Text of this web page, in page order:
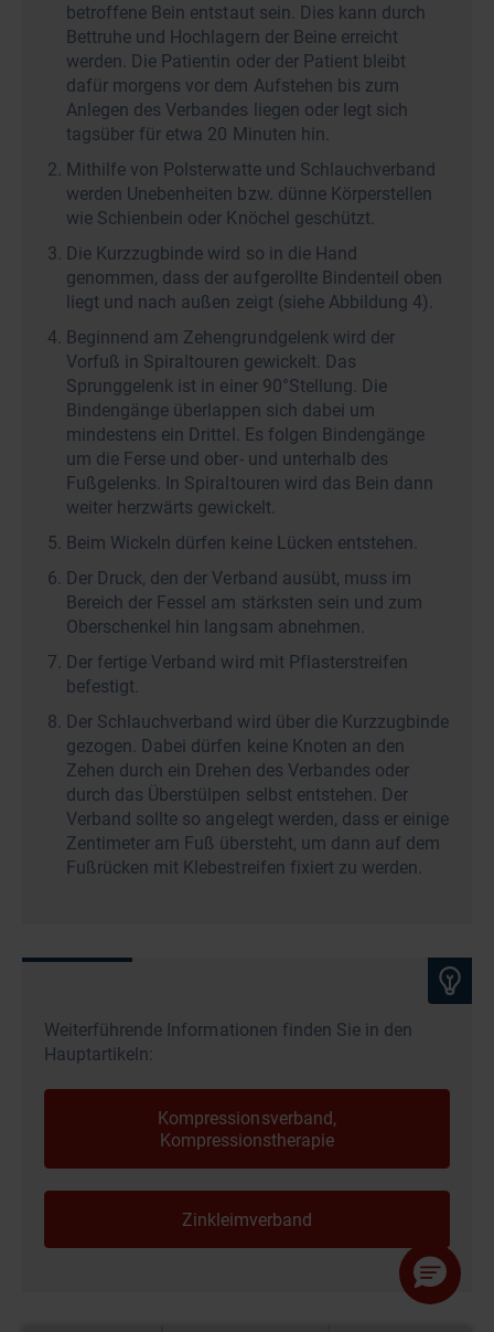
betroffene Bein entstaut sein. Dies kann durch
Bettruhe und Hochlagern der Beine erreicht
werden. Die Patientin oder der Patient bleibt
dafür morgens vor dem Aufstehen bis zum
Anlegen des Verbandes liegen oder legt sich
tagsüber für etwa 20 Minuten hin.
Mithilfe von Polsterwatte und Schlauchverband
werden Unebenheiten bzw. dünne Körperstellen
wie Schienbein oder Knöchel geschützt.
Die Kurzzugbinde wird so in die Hand
genommen, dass der aufgerollte Bindenteil oben
liegt und nach außen zeigt (siehe Abbildung 4).
Beginnend am Zehengrundgelenk wird der
Vorfuß in Spiraltouren gewickelt. Das
Sprunggelenk ist in einer 90°Stellung. Die
Bindengänge überlappen sich dabei um
mindestens ein Drittel. Es folgen Bindengänge
um die Ferse und ober- und unterhalb des
Fußgelenks. In Spiraltouren wird das Bein dann
weiter herzwärts gewickelt.
Beim Wickeln dürfen keine Lücken entstehen.
Der Druck, den der Verband ausübt, muss im
Bereich der Fessel am stärksten sein und zum
Oberschenkel hin langsam abnehmen.
Der fertige Verband wird mit Pflasterstreifen
befestigt.
Der Schlauchverband wird über die Kurzzugbinde
gezogen. Dabei dürfen keine Knoten an den
Zehen durch ein Drehen des Verbandes oder
durch das Überstülpen selbst entstehen. Der
Verband sollte so angelegt werden, dass er einige
Zentimeter am Fuß übersteht, um dann auf dem
Fußrücken mit Klebestreifen fixiert zu werden.
Weiterführende Informationen finden Sie in den
Hauptartikeln:
Kompressionsverband,
Kompressionstherapie
Zinkleimverband